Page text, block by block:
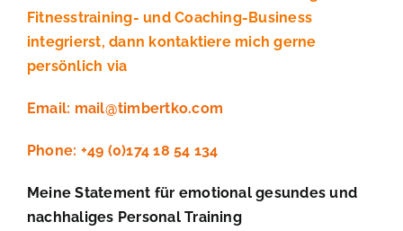
Fitnesstraining- und Coaching-Business
integrierst, dann kontaktiere mich gerne
persönlich via
Email: mail@timbertko.com
Phone: +49 (0)174 18 54 134
Meine Statement für emotional gesundes und
nachhaliges Personal Training